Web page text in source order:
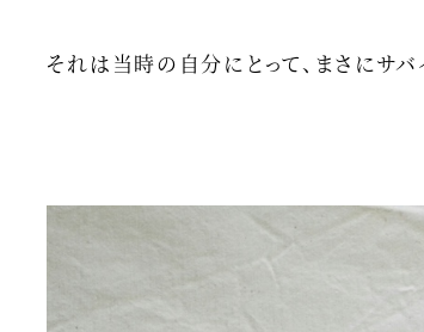
それは当時の自分にとって、まさにサ